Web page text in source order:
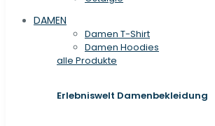
DAMEN
Damen T-Shirt
Damen Hoodies
alle Produkte
Erlebniswelt Damenbekleidung